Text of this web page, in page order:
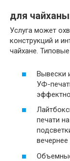
для
Услуга может
конструкций и
чайхане.
Вывески
УФ-
печати
вечернее